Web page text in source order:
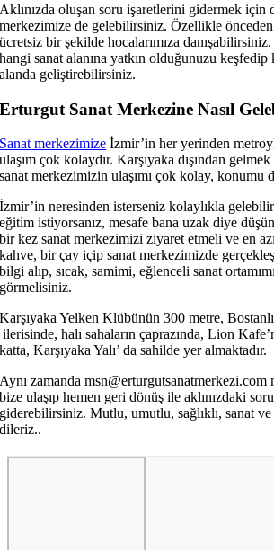
Aklınızda oluşan soru işaretlerini gidermek için
merkezimize de gelebilirsiniz. Özellikle
ücretsiz bir şekilde hocalarımıza
hangi sanat alanına yatkın olduğunuzu
alanda geliştirebilirsiniz.
Erturgut Sanat Merkezine Nasıl
Sanat merkezimize İzmir’in her yerinden
ulaşım çok kolaydır. Karşıyaka dışından
sanat merkezimizin ulaşımı çok kolay, konumu
İzmir’in neresinden isterseniz kolaylıkla
eğitim istiyorsanız, mesafe bana uzak diye
bir kez sanat merkezimizi ziyaret etmeli ve en
kahve, bir çay içip sanat merkezimizde
bilgi alıp, sıcak, samimi, eğlenceli sanat
görmelisiniz.
Karşıyaka Yelken Klübünün 300 metre,
ilerisinde, halı sahaların çaprazında, Lion
katta, Karşıyaka Yalı’ da sahilde yer almaktadır.
Aynı zamanda msn@erturgutsanatmerkezi.com
bize ulaşıp hemen geri dönüş ile aklınızdaki
giderebilirsiniz. Mutlu, umutlu, sağlıklı, sanat
dileriz..